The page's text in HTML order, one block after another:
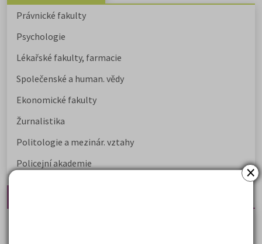
×
Právnické fakulty
Psychologie
Lékařské fakulty, farmacie
Společenské a human. vědy
Ekonomické fakulty
Žurnalistika
Politologie a mezinár. vztahy
Policejní akademie